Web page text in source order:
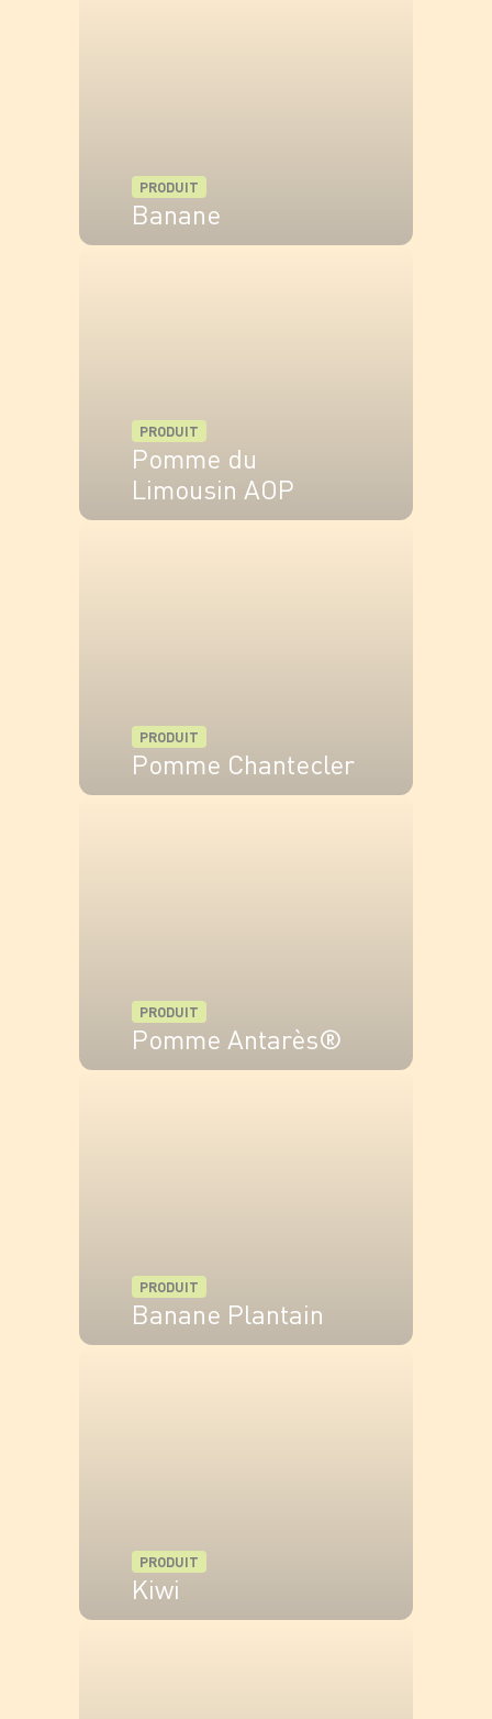
PRODUIT
Banane
PRODUIT
Pomme du
Limousin AOP
PRODUIT
Pomme Chantecler
PRODUIT
Pomme Antarès®
PRODUIT
Banane Plantain
PRODUIT
Kiwi